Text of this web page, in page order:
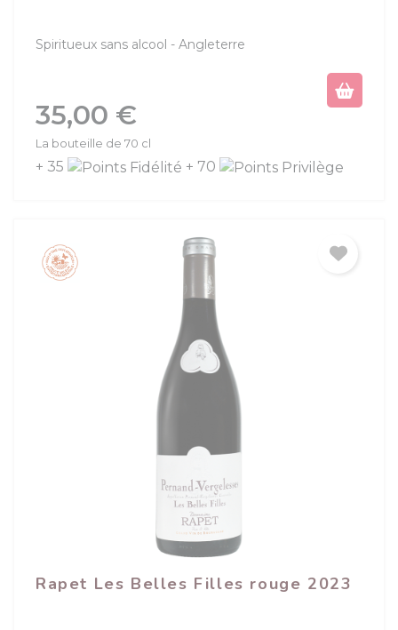
Spiritueux sans alcool Angleterre
Prix
35,00 €
La bouteille de 70 cl
+ 35 + 70
Rapet Les Belles Filles rouge 2023